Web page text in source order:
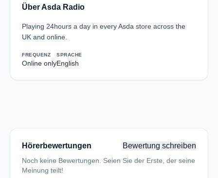
Über Asda Radio
Playing 24hours a day in every Asda store across the
UK and online.
FREQUENZ
Online only
SPRACHE
English
Hörerbewertungen Bewertung schreiben
Noch keine Bewertungen. Seien Sie der Erste, der seine
Meinung teilt!